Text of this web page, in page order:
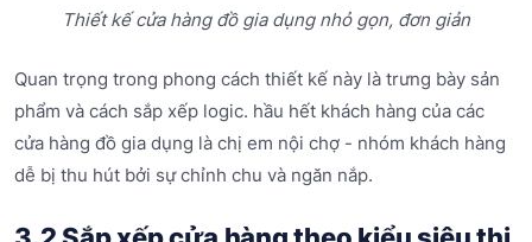
Thiết kế cửa hàng đồ gia dụng nhỏ gọn, đơn giản
Quan trọng trong phong cách thiết kế này là trưng bày sản
phẩm và cách sắp xếp logic. hầu hết khách hàng của các
cửa hàng đồ gia dụng là chị em nội chợ - nhóm khách hàng
dễ bị thu hút bởi sự chỉnh chu và ngăn nắp.